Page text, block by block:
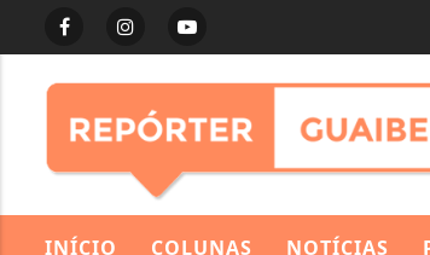
INÍCIO COLUNAS NOTÍCIAS